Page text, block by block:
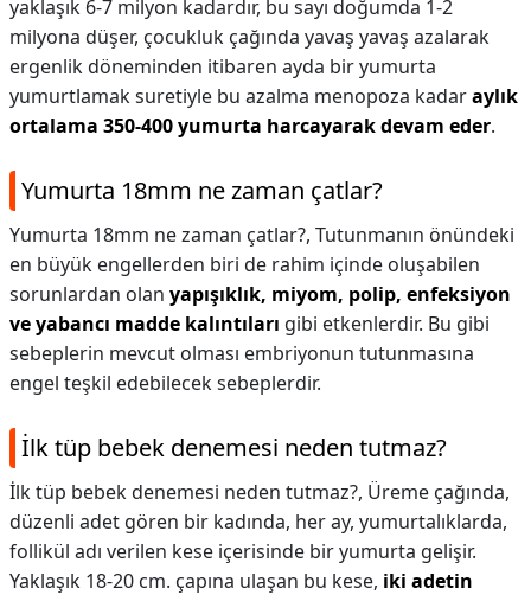
yaklaşık 6-7 milyon kadardır, bu sayı doğumda 1-2
milyona düşer, çocukluk çağında yavaş yavaş azalarak
ergenlik döneminden itibaren ayda bir yumurta
yumurtlamak suretiyle bu azalma menopoza kadaraylık
ortalama 350-400 yumurta harcayarak devam eder.
Yumurta 18mm ne zaman çatlar?
Yumurta 18mm ne zaman çatlar?, Tutunmanın önündeki
en büyük engellerden biri de rahim içinde oluşabilen
sorunlardan olan yapışıklık, miyom, polip, enfeksiyon
ve yabancı madde kalıntıları gibi etkenlerdir. Bu gibi
sebeplerin mevcut olması embriyonun tutunmasına
engel teşkil edebilecek sebeplerdir.
İlk tüp bebek denemesi neden tutmaz?
İlk tüp bebek denemesi neden tutmaz?, Üreme çağında,
düzenli adet gören bir kadında, her ay, yumurtalıklarda,
follikül adı verilen kese içerisinde bir yumurta gelişir.
Yaklaşık 18-20 cm. çapına ulaşan bu kese, iki adetin